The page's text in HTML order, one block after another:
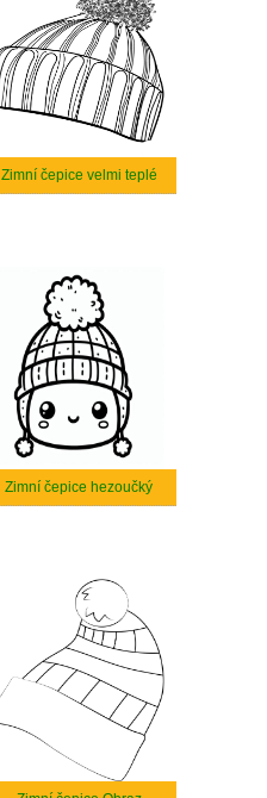
Zimní čepice velmi teplé
Zimní čepice hezoučký